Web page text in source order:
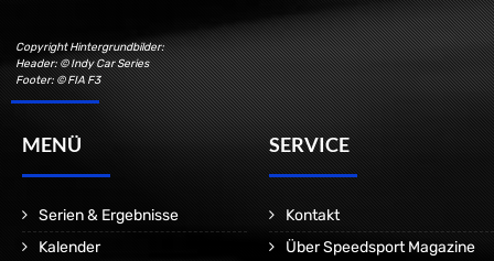
Copyright Hintergrundbilder:
Header: © Indy Car Series
Footer: © FIA F3
MENÜ
Serien & Ergebnisse
Kalender
SERVICE
Kontakt
Über Speedsport Magazine